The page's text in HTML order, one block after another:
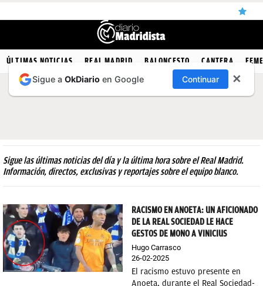
ÚLTIMAS
NOTICIAS
CANTERA
DIRECTO
FEMENINO
PAPARAZZI
ÚLTIMAS NOTICIAS REAL MADRID BALONCESTO CANTERA
Sigue las últimas noticias del día y la última hora sobre el Real Madrid.
Información, directos, exclusivas y reportajes sobre el equipo blanco.
RACISMO EN ANOETA: UN AFICIONADO
DE LA REAL SOCIEDAD LE HACE
GESTOS DE MONO A VINICIUS
Hugo Carrasco
26-02-2025
El racismo estuvo presente en
Anoeta, durante el Real Sociedad-
Sigue a OkDiario en Google Continuar ✕